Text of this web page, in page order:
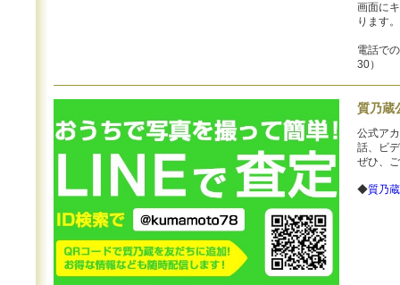
画面に
ります。
電話で
30）
質乃蔵
公式ア
話、ビ
ぜひ、
◆質乃